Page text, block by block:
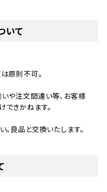
いて
原則不可。
や注文間違い等、お客様
きかねます。
良品と交換いたします。